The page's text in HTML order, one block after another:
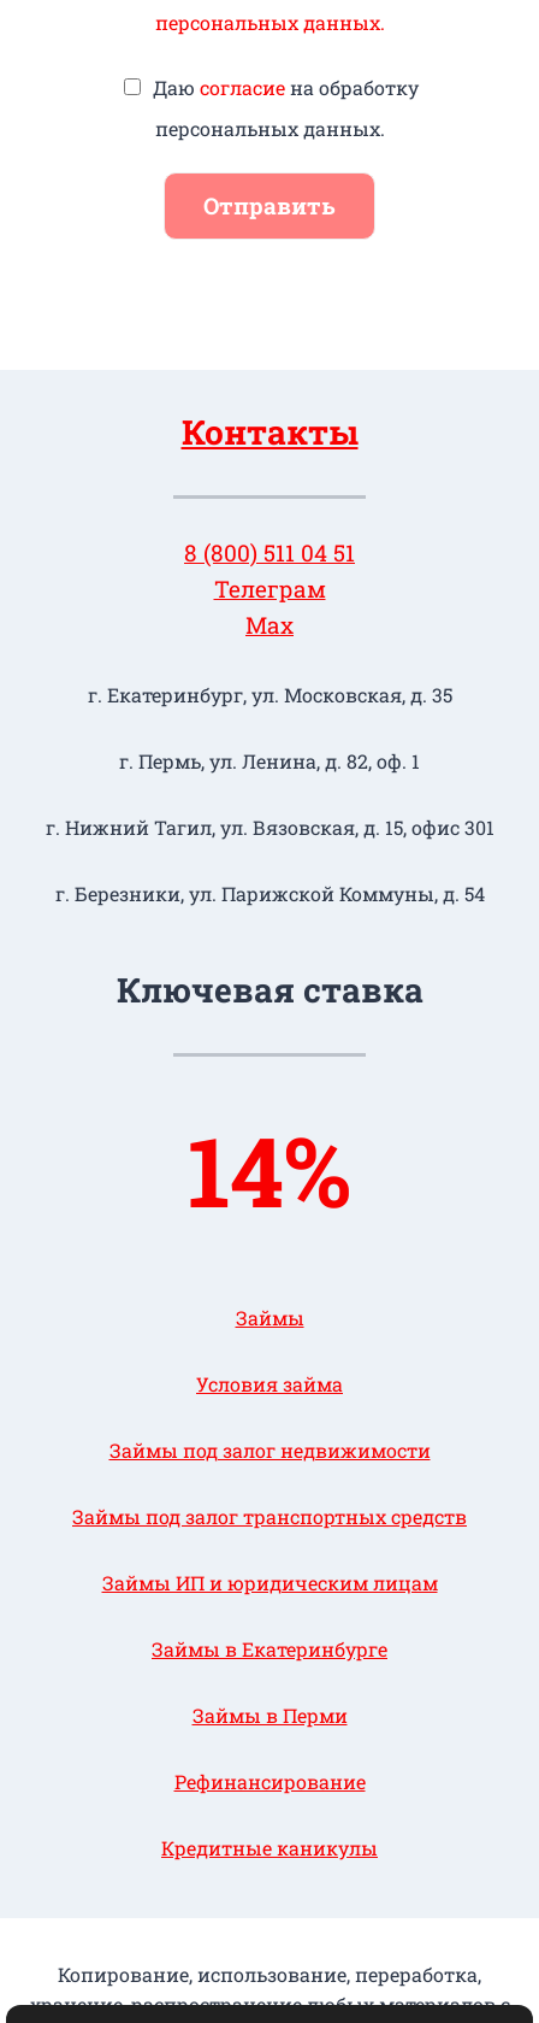
персональных данных.
Даю согласиена обработку
персональных данных.
Отправить
Контакты
8 (800) 511 04 51
Телеграм
Max
г. Екатеринбург, ул. Московская, д. 35
г. Пермь, ул. Ленина, д. 82, оф. 1
г. Нижний Тагил​, ул. Вязовская, д. 15, офис 301
г. Березники, ул. Парижской Коммуны, д. 54
Ключевая ставка
14%
Займы
Условия займа
Займы под залог недвижимости
Займы под залог транспортных средств
Займы ИП и юридическим лицам
Займы в Екатеринбурге
Займы в Перми
Рефинансирование
Кредитные каникулы
Копирование, использование, переработка,
хранение, распространение любых материалов с